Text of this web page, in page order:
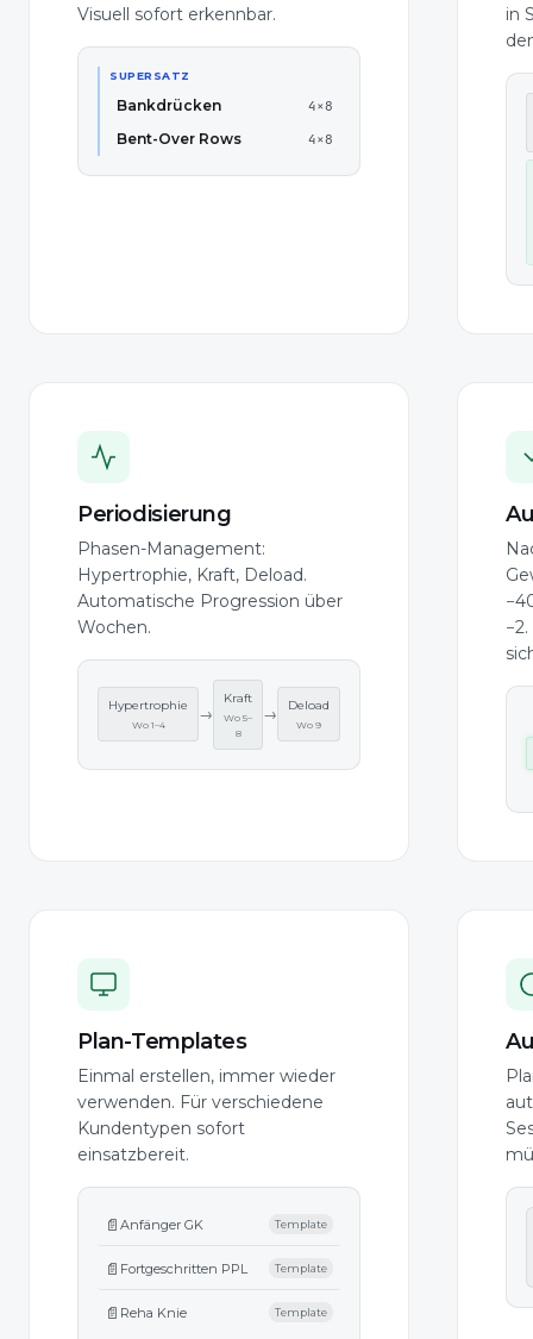
Visuell sofort erkennbar.
SUPERSATZ
Bankdrücken 4×8
Bent-Over Rows 4×8
in
Periodisierung
Phasen-Management:
Hypertrophie, Kraft, Deload.
Automatische Progression über
Wochen.
Hypertrophie
Wo 1–4
→
Kraft
Wo 5–
8
→ Deload
Wo 9
Plan-Templates
Einmal erstellen, immer wieder
verwenden. Für verschiedene
Kundentypen sofort
einsatzbereit.
📄 Anfänger GK Template
📄 Fortgeschritten PPL Template
📄 Reha Knie Template